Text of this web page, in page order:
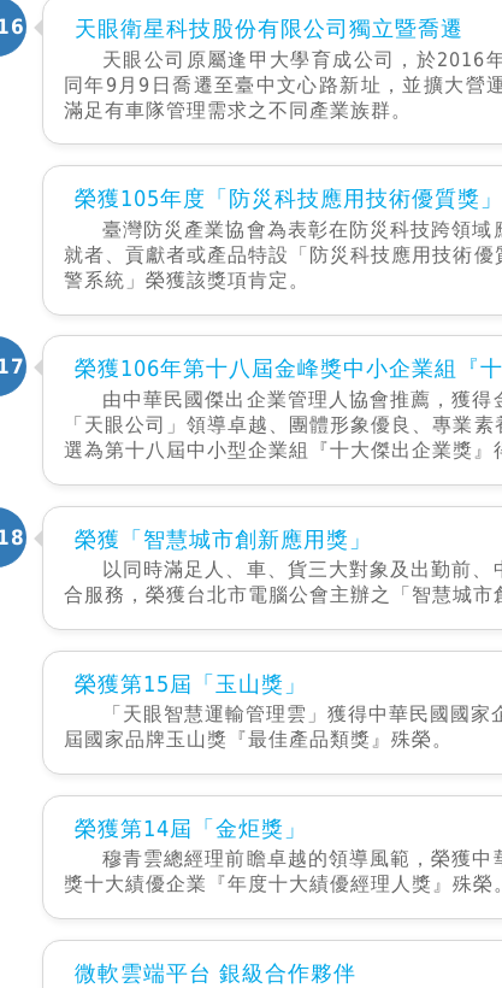
天眼衛星科技股份有限公司獨立暨喬遷
天眼公司原屬逢甲大學育成公司，於2016
同年9月9日喬遷至臺中文心路新址，並擴大營
滿足有車隊管理需求之不同產業族群。
榮獲105年度「防災科技應用技術優質獎
臺灣防災產業協會為表彰在防災科技跨領
就者、貢獻者或產品特設「防災科技應用技術
警系統」榮獲該獎項肯定。
榮獲106年第十八屆金峰獎中小企業組『
由中華民國傑出企業管理人協會推薦，獲
「天眼公司」領導卓越、團體形象優良、專業
選為第十八屆中小型企業組『十大傑出企業獎』
榮獲「智慧城市創新應用獎」
以同時滿足人、車、貨三大對象及出勤前
合服務，榮獲台北市電腦公會主辦之「智慧城市
榮獲第15屆「玉山獎」
「天眼智慧運輸管理雲」獲得中華民國國
屆國家品牌玉山獎『最佳產品類獎』殊榮。
榮獲第14屆「金炬獎」
穆青雲總經理前瞻卓越的領導風範，榮獲
獎十大績優企業『年度十大績優經理人獎』殊榮。
微軟雲端平台 銀級合作夥伴